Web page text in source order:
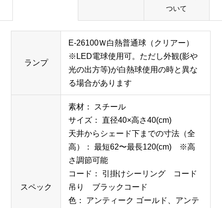
ついて
ランプ
E-26100Ｗ白熱普通球（クリアー）
※LED電球使用可。ただし外観(影や
光の出方等)が白熱球使用の時と異な
る場合があります
スペック
素材： スチール
サイズ： 直径40×高さ40(cm)
天井からシェード下までの寸法（全
高）： 最短62〜最長120(cm) ※高
さ調節可能
コード： 引掛けシーリング コード
吊り ブラックコード
色： アンティーク ゴールド、アンテ